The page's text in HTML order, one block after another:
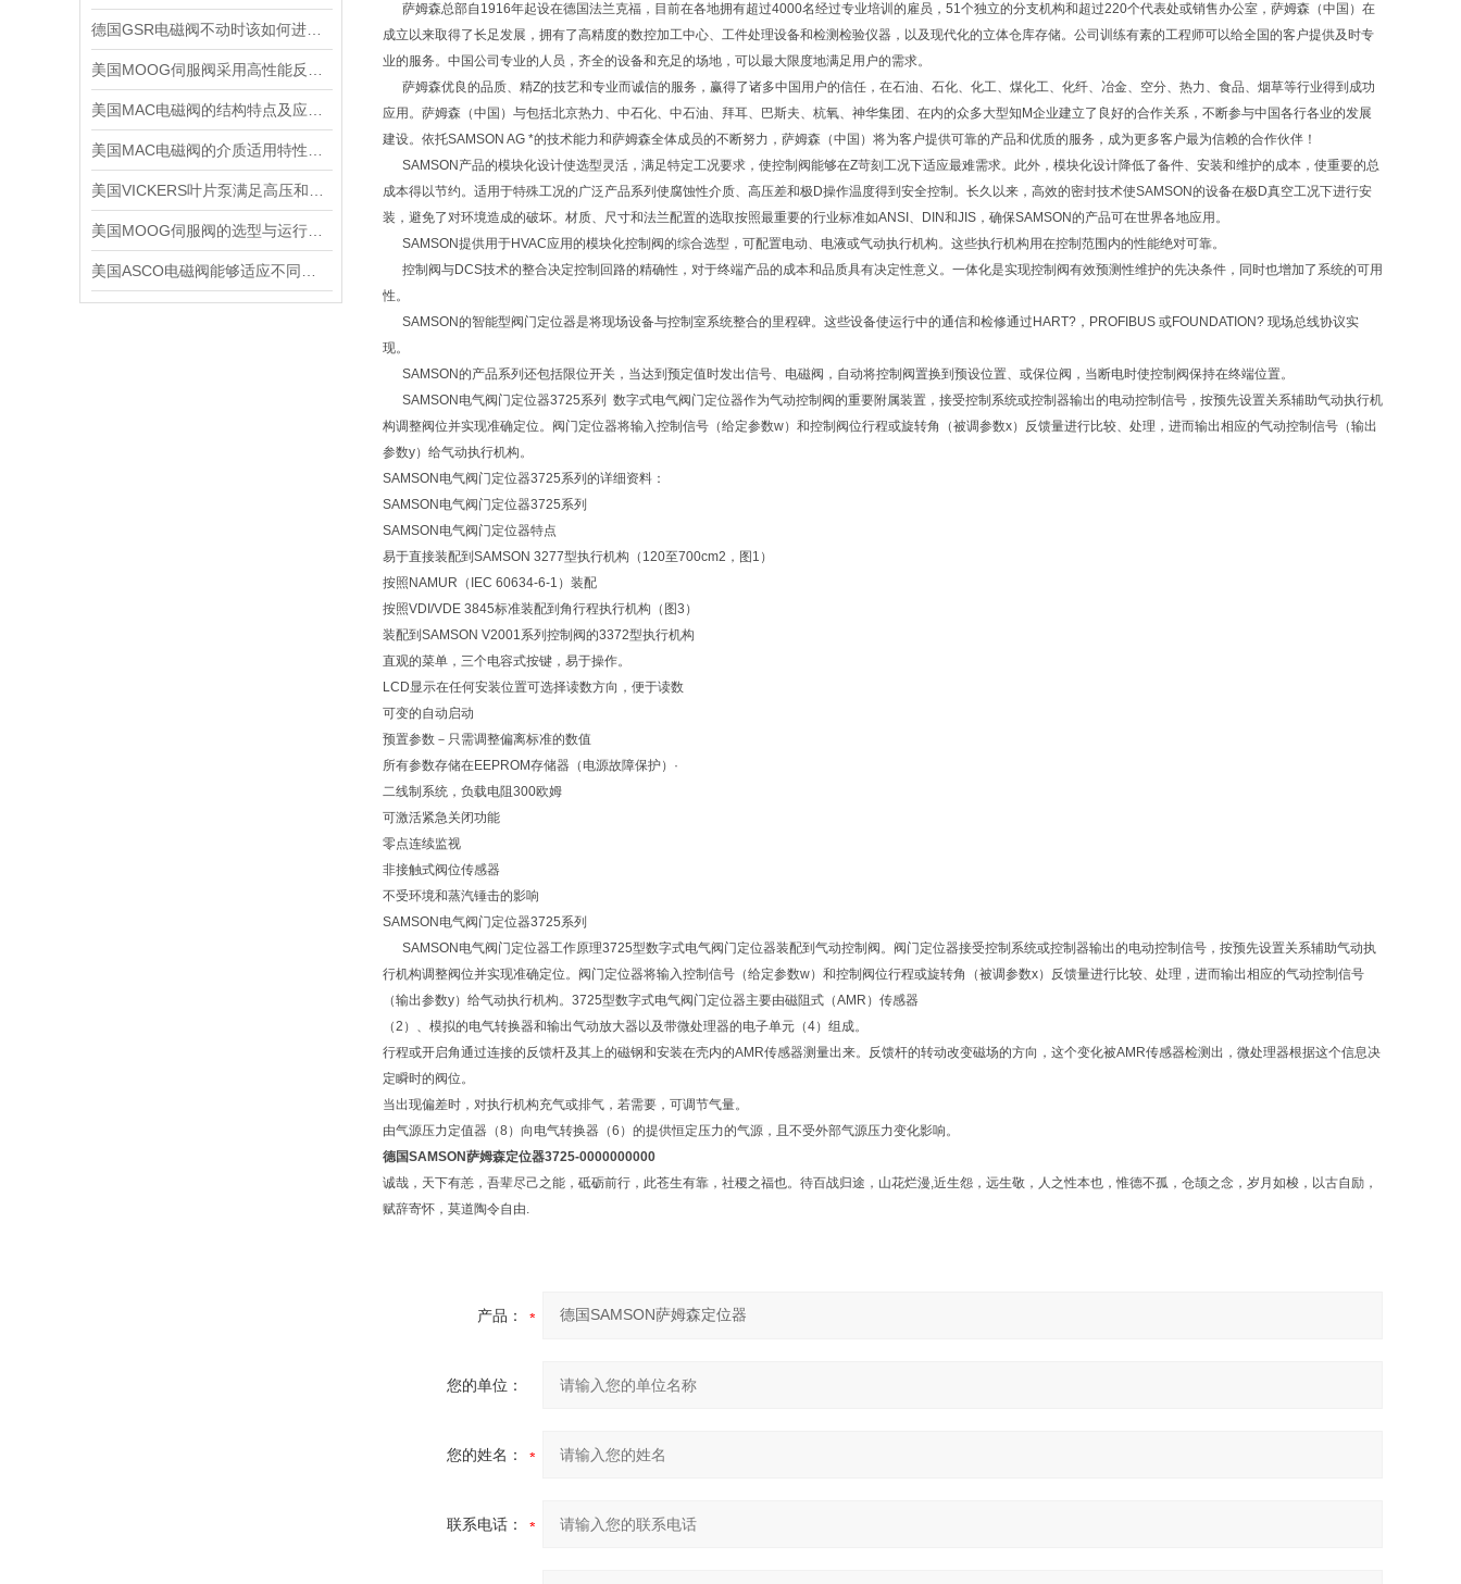
萨姆森总部自1916年起设在德国法兰克福，目前在各地拥有超过4000名经过专业培训的雇员，51个独立的分支机构和超过220个代表处或销售办公室，萨姆森（中国）在
成立以来取得了长足发展，拥有了高精度的数控加工中心、工件处理设备和检测检验仪器，以及现代化的立体仓库存储。公司训练有素的工程师可以给全国的客户提供及时专
业的服务。中国公司专业的人员，齐全的设备和充足的场地，可以最大限度地满足用户的需求。
萨姆森优良的品质、精Z的技艺和专业而诚信的服务，赢得了诸多中国用户的信任，在石油、石化、化工、煤化工、化纤、冶金、空分、热力、食品、烟草等行业得到成功
应用。萨姆森（中国）与包括北京热力、中石化、中石油、拜耳、巴斯夫、杭氧、神华集团、在内的众多大型知M企业建立了良好的合作关系，不断参与中国各行各业的发展
建设。依托SAMSON AG *的技术能力和萨姆森全体成员的不断努力，萨姆森（中国）将为客户提供可靠的产品和优质的服务，成为更多客户最为信赖的合作伙伴！
SAMSON产品的模块化设计使选型灵活，满足特定工况要求，使控制阀能够在Z苛刻工况下适应最难需求。此外，模块化设计降低了备件、安装和维护的成本，使重要的总
成本得以节约。适用于特殊工况的广泛产品系列使腐蚀性介质、高压差和极D操作温度得到安全控制。长久以来，高效的密封技术使SAMSON的设备在极D真空工况下进行安
装，避免了对环境造成的破坏。材质、尺寸和法兰配置的选取按照最重要的行业标准如ANSI、DIN和JIS，确保SAMSON的产品可在世界各地应用。
SAMSON提供用于HVAC应用的模块化控制阀的综合选型，可配置电动、电液或气动执行机构。这些执行机构用在控制范围内的性能绝对可靠。
控制阀与DCS技术的整合决定控制回路的精确性，对于终端产品的成本和品质具有决定性意义。一体化是实现控制阀有效预测性维护的先决条件，同时也增加了系统的可用
性。
SAMSON的智能型阀门定位器是将现场设备与控制室系统整合的里程碑。这些设备使运行中的通信和检修通过HART?，PROFIBUS 或FOUNDATION? 现场总线协议实
现。
SAMSON的产品系列还包括限位开关，当达到预定值时发出信号、电磁阀，自动将控制阀置换到预设位置、或保位阀，当断电时使控制阀保持在终端位置。
SAMSON电气阀门定位器3725系列 数字式电气阀门定位器作为气动控制阀的重要附属装置，接受控制系统或控制器输出的电动控制信号，按预先设置关系辅助气动执行机
构调整阀位并实现准确定位。阀门定位器将输入控制信号（给定参数w）和控制阀位行程或旋转角（被调参数x）反馈量进行比较、处理，进而输出相应的气动控制信号（输出
参数y）给气动执行机构。
SAMSON电气阀门定位器3725系列的详细资料：
SAMSON电气阀门定位器3725系列
SAMSON电气阀门定位器特点
易于直接装配到SAMSON 3277型执行机构（120至700cm2，图1）
按照NAMUR（IEC 60634-6-1）装配
按照VDI/VDE 3845标准装配到角行程执行机构（图3）
装配到SAMSON V2001系列控制阀的3372型执行机构
直观的菜单，三个电容式按键，易于操作。
LCD显示在任何安装位置可选择读数方向，便于读数
可变的自动启动
预置参数－只需调整偏离标准的数值
所有参数存储在EEPROM存储器（电源故障保护）·
二线制系统，负载电阻300欧姆
可激活紧急关闭功能
零点连续监视
非接触式阀位传感器
不受环境和蒸汽锤击的影响
SAMSON电气阀门定位器3725系列
SAMSON电气阀门定位器工作原理3725型数字式电气阀门定位器装配到气动控制阀。阀门定位器接受控制系统或控制器输出的电动控制信号，按预先设置关系辅助气动执
行机构调整阀位并实现准确定位。阀门定位器将输入控制信号（给定参数w）和控制阀位行程或旋转角（被调参数x）反馈量进行比较、处理，进而输出相应的气动控制信号
（输出参数y）给气动执行机构。3725型数字式电气阀门定位器主要由磁阻式（AMR）传感器
（2）、模拟的电气转换器和输出气动放大器以及带微处理器的电子单元（4）组成。
行程或开启角通过连接的反馈杆及其上的磁钢和安装在壳内的AMR传感器测量出来。反馈杆的转动改变磁场的方向，这个变化被AMR传感器检测出，微处理器根据这个信息决
定瞬时的阀位。
当出现偏差时，对执行机构充气或排气，若需要，可调节气量。
由气源压力定值器（8）向电气转换器（6）的提供恒定压力的气源，且不受外部气源压力变化影响。
德国SAMSON萨姆森定位器3725-0000000000
诚哉，天下有恙，吾辈尽己之能，砥砺前行，此苍生有靠，社稷之福也。待百战归途，山花烂漫,近生怨，远生敬，人之性本也，惟德不孤，仓颉之念，岁月如梭，以古自励，
赋辞寄怀，莫道陶令自由.
产品：
您的单位：
您的姓名：
联系电话：